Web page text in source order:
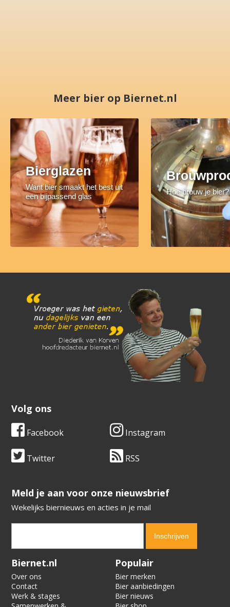
Meer bier op Biernet.nl
Bierglazen
Want bier smaakt het best uit
een bijpassend glas
Hoe brouw je bier?
Volg ons
Facebook Instagram
Twitter RSS
​​​​​​​Meld je aan voor onze nieuwsbrief
Wekelijks biernieuws en acties in je mail
Verification code:
Biernet.nl
Over ons
Contact
Werk & stages
Populair
Bier merken
Bier aanbiedingen
Bier nieuws